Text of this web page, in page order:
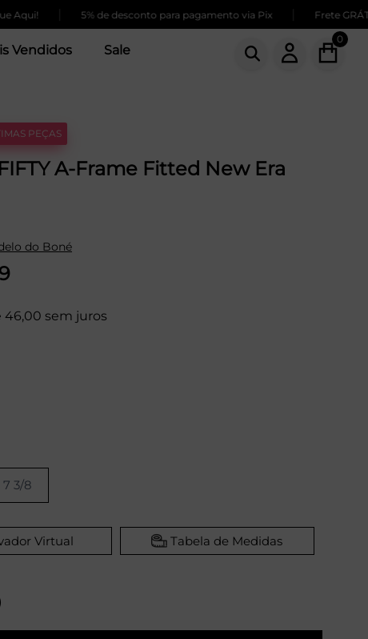
| 5% de desconto para pagamento via Pix | Frete GRÁTIS
Vendidos Sale
0
PEÇAS
A-Frame Fitted New Era
do Boné
46,00 sem juros
7 3/8
Virtual Tabela de Medidas